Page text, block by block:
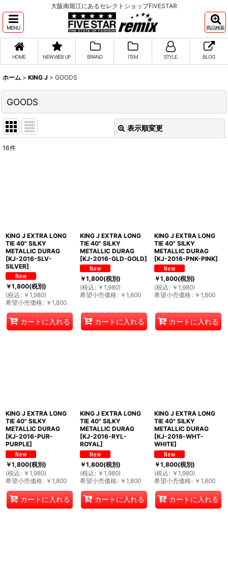
大阪南堀江にあるセレクトショップFIVESTAR
MENU 商品検索
HOME NEW WEB UP BRAND ITEM STYLE BLOG
ホーム > KING J > GOODS
GOODS
表示順変更
16件
KING J EXTRA LONG
TIE 40" SILKY
METALLIC DURAG
[KJ-2016-SLV-
SILVER]
￥1,800(税別)
(税込 : ￥ 1,980)
希望小売価格: ￥ 1,800
カートに入れる
KING J EXTRA LONG
TIE 40" SILKY
METALLIC DURAG
[KJ-2016-GLD-GOLD]
￥1,800(税別)
(税込 : ￥ 1,980)
希望小売価格: ￥ 1,800
カートに入れる
KING J EXTRA LONG
TIE 40" SILKY
METALLIC DURAG
[KJ-2016-PNK-PINK]
￥1,800(税別)
(税込 : ￥ 1,980)
希望小売価格: ￥ 1,800
カートに入れる
KING J EXTRA LONG
TIE 40" SILKY
METALLIC DURAG
[KJ-2016-PUR-
PURPLE]
￥1,800(税別)
(税込 : ￥ 1,980)
希望小売価格: ￥ 1,800
カートに入れる
KING J EXTRA LONG
TIE 40" SILKY
METALLIC DURAG
[KJ-2016-RYL-
ROYAL]
￥1,800(税別)
(税込 : ￥ 1,980)
希望小売価格: ￥ 1,800
カートに入れる
KING J EXTRA LONG
TIE 40" SILKY
METALLIC DURAG
[KJ-2016-WHT-
WHITE]
￥1,800(税別)
(税込 : ￥ 1,980)
希望小売価格: ￥ 1,800
カートに入れる